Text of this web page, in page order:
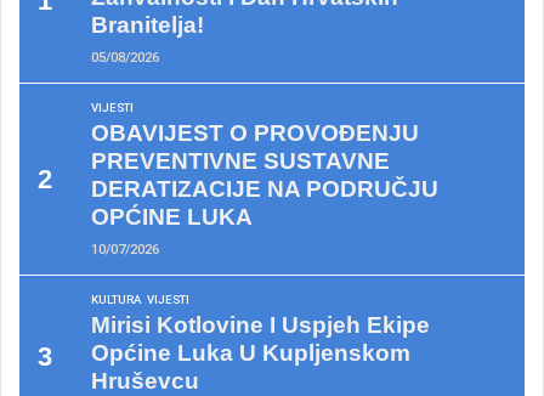
Branitelja!
05/08/2026
VIJESTI
OBAVIJEST O PROVOĐENJU
PREVENTIVNE SUSTAVNE
DERATIZACIJE NA PODRUČJU
OPĆINE LUKA
10/07/2026
KULTURA VIJESTI
Mirisi Kotlovine I Uspjeh Ekipe
Općine Luka U Kupljenskom
Hruševcu